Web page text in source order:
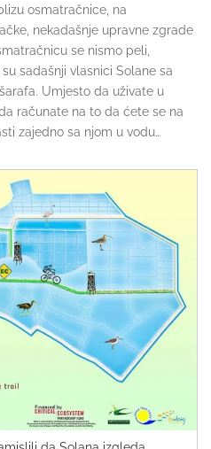
osmatračnice, na
nekadašnje upravne zgrade
se nismo peli,
sadašnji vlasnici Solane sa
Umjesto da uživate u
računate na to da ćete se na
zajedno sa njom u vodu…